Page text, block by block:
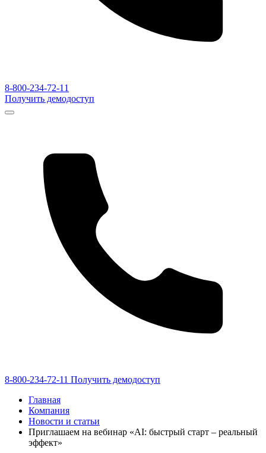
8-800-234-72-11
Получить демодоступ
8-800-234-72-11 Получить демодоступ
Главная
Компания
Новости и статьи
Приглашаем на вебинар «AI: быстрый старт – реальный
эффект»